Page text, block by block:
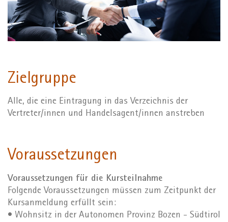
Zielgruppe
Alle, die eine Eintragung in das Verzeichnis der
Vertreter/innen und Handelsagent/innen anstreben
Voraussetzungen
Voraussetzungen für die Kursteilnahme
Folgende Voraussetzungen müssen zum Zeitpunkt der
Kursanmeldung erfüllt sein:
• Wohnsitz in der Autonomen Provinz Bozen - Südtirol